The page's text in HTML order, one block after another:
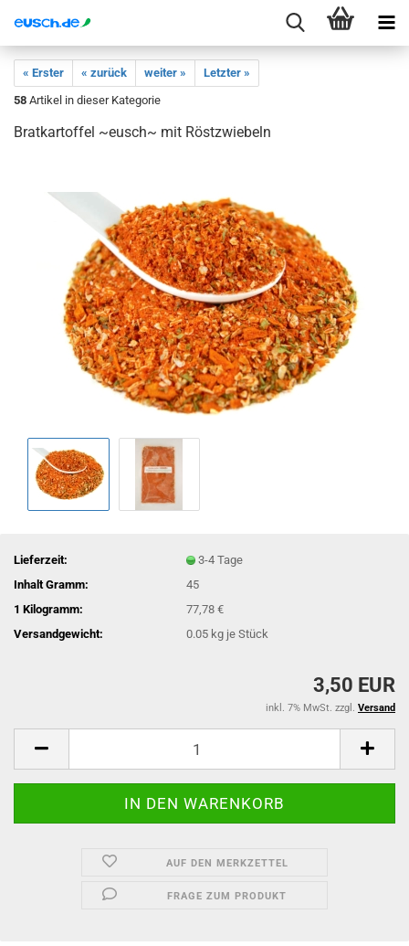
« Erster « zurück weiter »
Letzter »
58 Artikel in dieser Kategorie
Bratkartoffel ~eusch~ mit Röstzwiebeln
Lieferzeit:
3-4 Tage
Inhalt Gramm:
45
1 Kilogramm:
77,78 €
Versandgewicht:
0.05 kg je Stück
3,50 EUR
inkl. 7% MwSt. zzgl. Versand
AUF DEN MERKZETTEL
FRAGE ZUM PRODUKT